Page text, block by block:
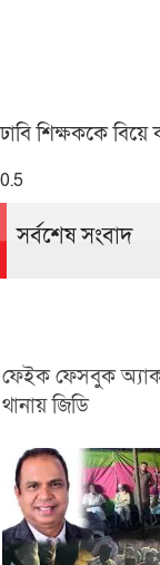
ঢাবি শিক্ষককে বিয়ে
সর্বশেষ সংবাদ
ফেইক ফেসবুক
থানায় জিডি